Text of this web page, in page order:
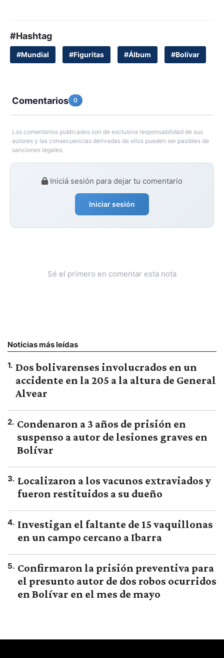
#Hashtag
#Mundial #Figuritas #Álbum #Bolívar
Comentarios 0
Los comentarios publicados son de exclusiva responsabilidad de sus
autores y las consecuencias derivadas de ellos pueden ser pasibles de
sanciones legales.
Iniciá sesión para dejar tu comentario
Iniciar sesión
Sé el primero en comentar esta nota
Noticias más leídas
1. Dos bolivarenses involucrados en un
accidente en la 205 a la altura de General
Alvear
2. Condenaron a 3 años de prisión en
suspenso a autor de lesiones graves en
Bolívar
3. Localizaron a los vacunos extraviados y
fueron restituidos a su dueño
4. Investigan el faltante de 15 vaquillonas
en un campo cercano a Ibarra
5. Confirmaron la prisión preventiva para
el presunto autor de dos robos ocurridos
en Bolívar en el mes de mayo